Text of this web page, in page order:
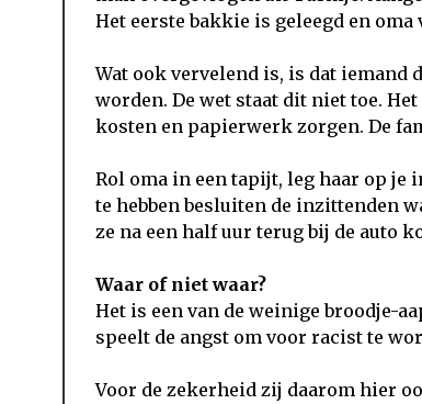
Het eerste bakkie is geleegd en
Wat ook vervelend is, is dat
worden. De wet staat dit niet toe.
kosten en papierwerk zorgen. De
Rol oma in een tapijt, leg haar op je
te hebben besluiten de inzittenden
ze na een half uur terug bij de auto
Waar of niet waar?
Het is een van de weinige broodje-
speelt de angst om voor racist te
Voor de zekerheid zij daarom hier